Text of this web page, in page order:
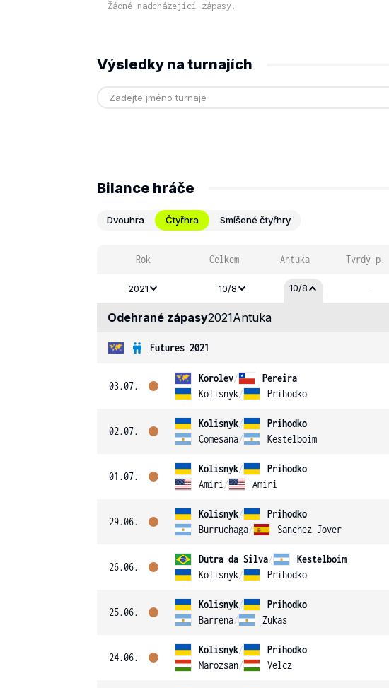
Žádné nadcházející zápasy.
Výsledky na turnajích
Bilance hráče
Dvouhra Čtyřhra Smíšené čtyřhry
Rok Celkem Antuka Tvrdý p.
2021 10/8 10/8 -
Odehrané zápasy2021Antuka
Futures 2021
03.07.
Korolev/
Pereira
Kolisnyk/ Prihodko
02.07.
Kolisnyk/
Prihodko
Comesana/ Kestelboim
01.07.
Kolisnyk/
Prihodko
Amiri / Amiri
29.06.
Kolisnyk/
Prihodko
Burruchaga/ Sanchez Jover
26.06.
Dutra da Silva/
Kestelboim
Kolisnyk/ Prihodko
25.06.
Kolisnyk/
Prihodko
Barrena/ Zukas
24.06.
Kolisnyk/
Prihodko
Marozsan/ Velcz